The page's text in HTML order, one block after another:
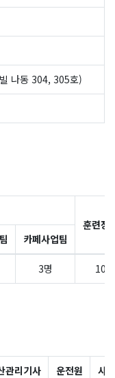
나동 304, 305호)
훈련장
카페사업팀
3명 10명
관리기사 운전원 사